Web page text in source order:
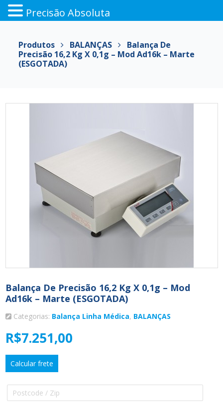
para
conteúdo
Produtos BALANÇAS
Balança De
Precisão 16,2 Kg X 0,1g – Mod Ad16k – Marte
(ESGOTADA)
Balança De Precisão 16,2 Kg X 0,1g – Mod
Ad16k – Marte (ESGOTADA)
Categorias: Balança Linha Médica, BALANÇAS
R$7.251,00
Calcular frete
Precisão Absoluta